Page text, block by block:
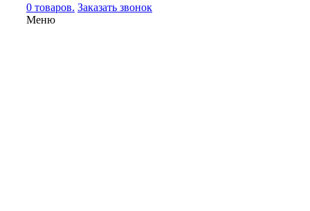
0 товаров. Заказать звонок
Меню